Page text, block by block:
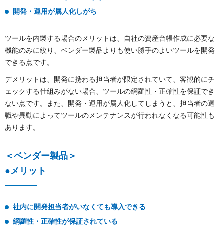
開発・運用が属人化しがち
ツールを内製する場合のメリットは、自社の資産台帳作成に必要な
機能のみに絞り、ベンダー製品よりも使い勝手のよいツールを開発
できる点です。
デメリットは、開発に携わる担当者が限定されていて、客観的にチ
ェックする仕組みがない場合、ツールの網羅性・正確性を保証でき
ない点です。また、開発・運用が属人化してしまうと、担当者の退
職や異動によってツールのメンテナンスが行われなくなる可能性も
あります。
＜ベンダー製品＞
●メリット
社内に開発担当者がいなくても導入できる
網羅性・正確性が保証されている